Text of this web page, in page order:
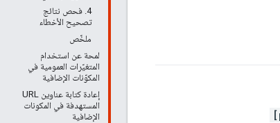
4. فحص نتائج
تصحيح الأخطاء
ملخّص
لمحة عن استخدام
المتغيّرات العمومية في
المكوّنات الإضافية
إعادة كتابة عناوين URL
المستهدفة في المكونات
الإضافية